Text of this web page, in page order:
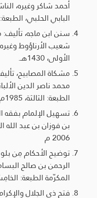
أحمد شاكر وغيره،
البابي الحلبي، الطبعة:
سنن ابن ماجه،
شعيب الأرناؤوط وغيره
الأولى، 1430هـ.
مشكاة المصابيح،
محمد ناصر الدين
الطبعة: الثالثة، 1985م.
تسهيل الإلمام بفقه
2006 م
توضيح الأحكام مِن
الرحمن بن صالح
المكرّمة الطبعة: الخامِسَة، 1423 هـ -
فتح ذي الجلال